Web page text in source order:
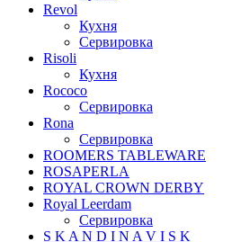
Revol
Кухня
Сервировка
Risoli
Кухня
Rococo
Сервировка
Rona
Сервировка
ROOMERS TABLEWARE
ROSAPERLA
ROYAL CROWN DERBY
Royal Leerdam
Сервировка
S K A N D I N A V I S K